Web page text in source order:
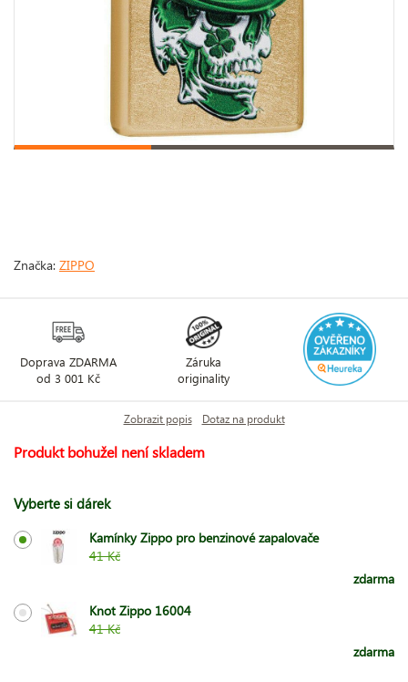
Značka: ZIPPO
Doprava ZDARMA
od 3 001 Kč
Záruka
originality
Zobrazit popis Dotaz na produkt
Produkt bohužel není skladem
Vyberte si dárek
Kamínky Zippo pro benzinové zapalovače
41 Kč
zdarma
Knot Zippo 16004
41 Kč
zdarma